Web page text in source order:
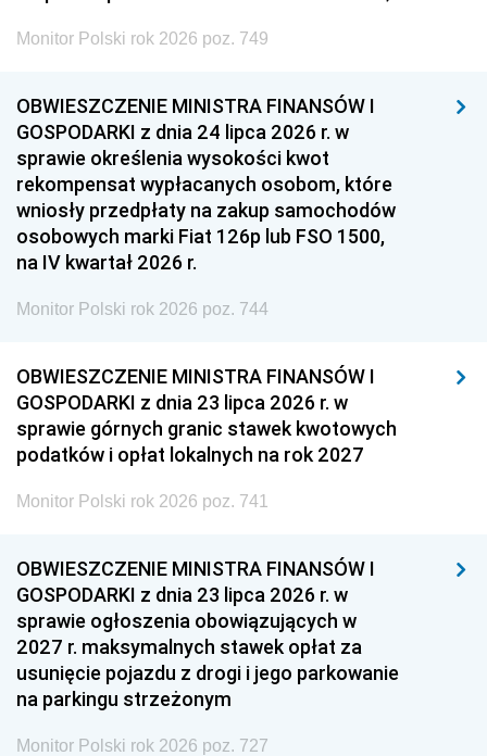
Monitor Polski rok 2026 poz. 749
OBWIESZCZENIE MINISTRA FINANSÓW I
GOSPODARKI z dnia 24 lipca 2026 r. w
sprawie określenia wysokości kwot
rekompensat wypłacanych osobom, które
wniosły przedpłaty na zakup samochodów
osobowych marki Fiat 126p lub FSO 1500,
na IV kwartał 2026 r.
Monitor Polski rok 2026 poz. 744
OBWIESZCZENIE MINISTRA FINANSÓW I
GOSPODARKI z dnia 23 lipca 2026 r. w
sprawie górnych granic stawek kwotowych
podatków i opłat lokalnych na rok 2027
Monitor Polski rok 2026 poz. 741
OBWIESZCZENIE MINISTRA FINANSÓW I
GOSPODARKI z dnia 23 lipca 2026 r. w
sprawie ogłoszenia obowiązujących w
2027 r. maksymalnych stawek opłat za
usunięcie pojazdu z drogi i jego parkowanie
na parkingu strzeżonym
Monitor Polski rok 2026 poz. 727